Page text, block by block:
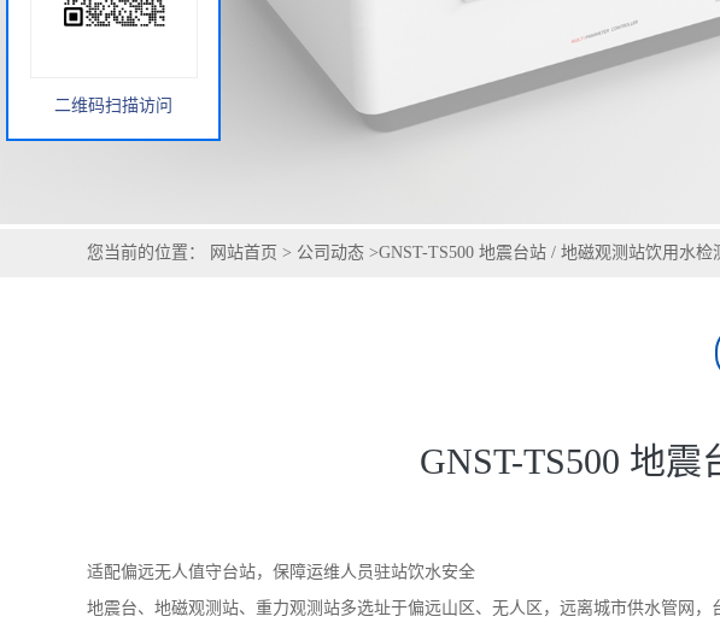
您当前的位置： 网站首页 > 公司动态 >GNST-TS500 地震台站 / 地磁观测站饮用水检
GNST-TS500 地
适配偏远无人值守台站，保障运维人员驻站饮水安全
地震台、地磁观测站、重力观测站多选址于偏远山区、无人区，远离城市供水管网
二维码扫描访问